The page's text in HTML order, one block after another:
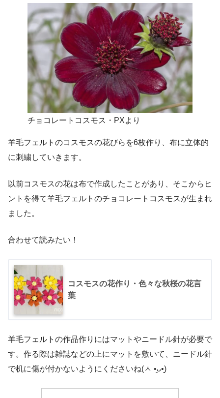
チョコレートコスモス・PXより
羊毛フェルトのコスモスの花びらを6枚作り、布に立体的
に刺繍していきます。
以前コスモスの花は布で作成したことがあり、そこからヒ
ントを得て羊毛フェルトのチョコレートコスモスが生まれ
ました。
合わせて読みたい！
コスモスの花作り・色々な秋桜の花言
葉
羊毛フェルトの作品作りにはマットやニードル針が必要で
す。作る際は雑誌などの上にマットを敷いて、ニードル針
で机に傷が付かないようにくださいね(ㅅ •͈ᴗ•͈)